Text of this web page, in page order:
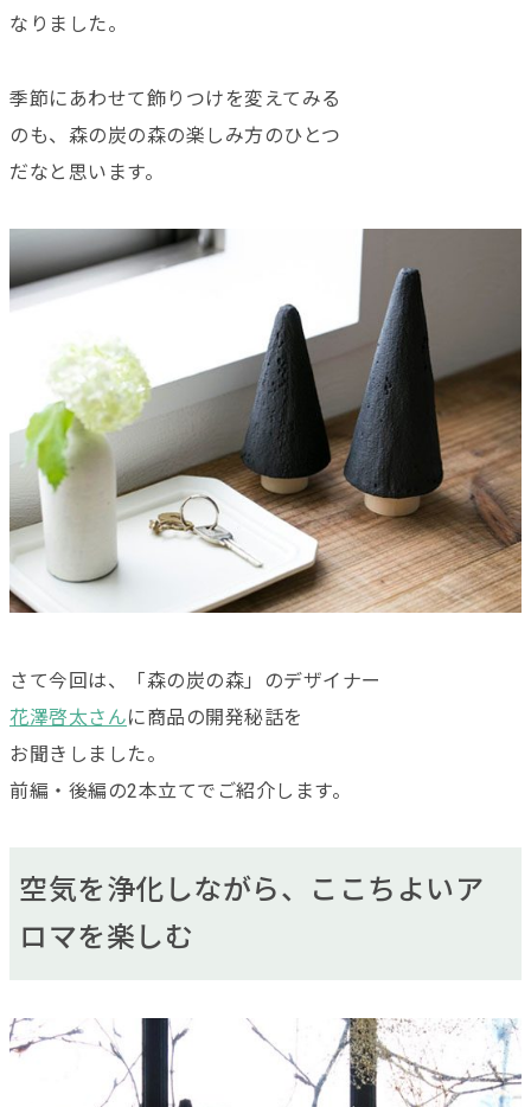
なりました。
季節にあわせて飾りつけを変えてみる
のも、森の炭の森の楽しみ方のひとつ
だなと思います。
さて今回は、「森の炭の森」のデザイナー
花澤啓太さんに商品の開発秘話を
お聞きしました。
前編・後編の2本立てでご紹介します。
空気を浄化しながら、ここちよいア
ロマを楽しむ